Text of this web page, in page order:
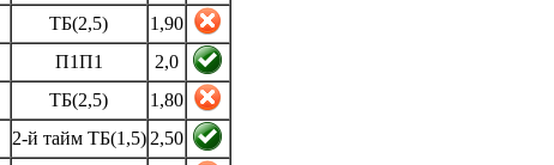
ТБ(2,5)
1,90
П1П1
2,0
ТБ(2,5)
1,80
2-й тайм ТБ(1,5) 2,50